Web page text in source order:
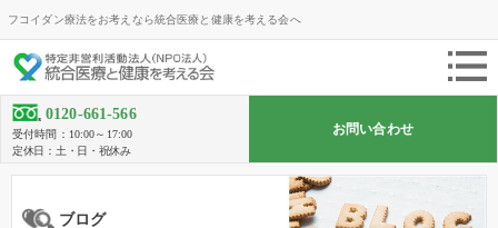
フコイダン療法をお考えなら統合医療と健康を考える会へ
0120-661-566
受付時間：10:00～17:00
定休日：土・日・祝休み
お問い合わせ
ブログ